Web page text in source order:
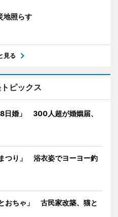
地照らす
見る
ピックス
日婚」 300人超が婚姻届、
つり」 浴衣姿でヨーヨー釣
おちゃ」 古民家改築、猫と